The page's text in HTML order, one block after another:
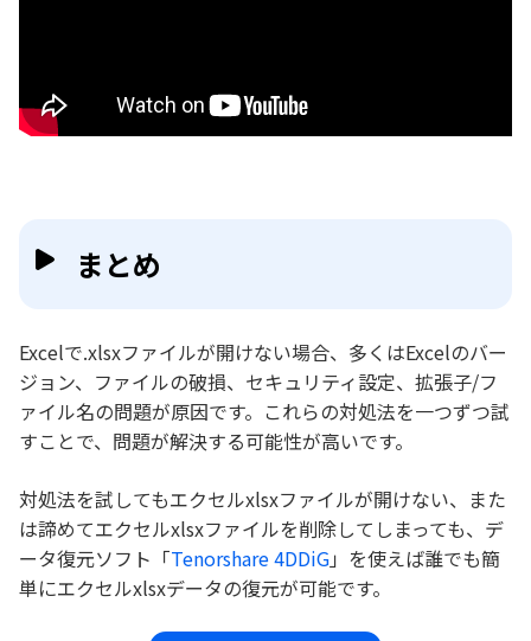
まとめ
Excelで.xlsxファイルが開けない場合、多くはExcelのバー
ジョン、ファイルの破損、セキュリティ設定、拡張子/フ
ァイル名の問題が原因です。これらの対処法を一つずつ試
すことで、問題が解決する可能性が高いです。
対処法を試してもエクセルxlsxファイルが開けない、また
は諦めてエクセルxlsxファイルを削除してしまっても、デ
ータ復元ソフト「Tenorshare 4DDiG」を使えば誰でも簡
単にエクセルxlsxデータの復元が可能です。